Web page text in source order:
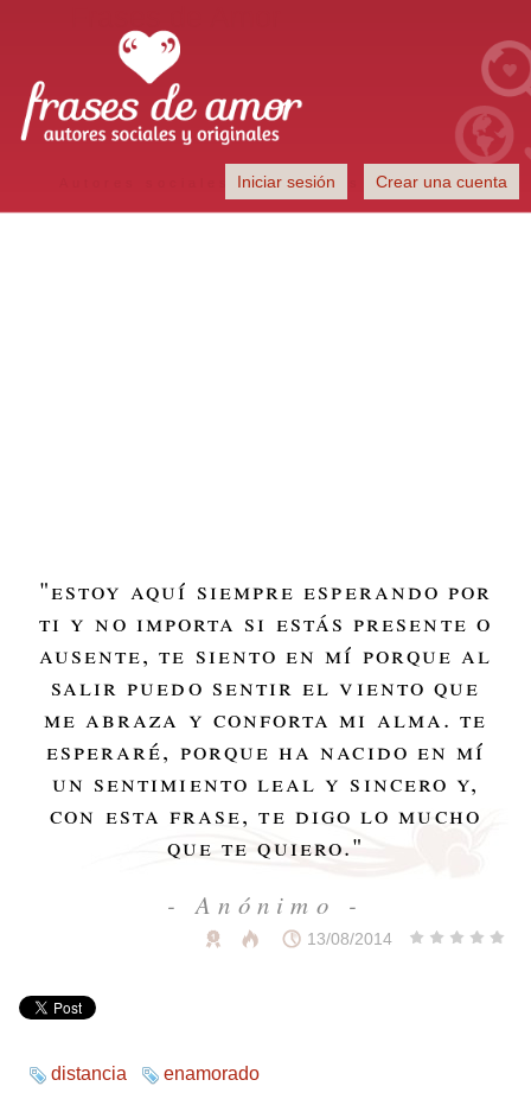
Autores sociales y originales
Iniciar sesión Crear una cuenta
"estoy aquí siempre esperando por
ti y no importa si estás presente o
ausente, te siento en mí porque al
salir puedo sentir el viento que
me abraza y conforta mi alma. te
esperaré, porque ha nacido en mí
un sentimiento leal y sincero y,
con esta frase, te digo lo mucho
que te quiero."
- Anónimo -
13/08/2014
distancia enamorado